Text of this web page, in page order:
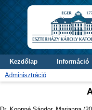
Kezdőlap Információ
Adminisztráció